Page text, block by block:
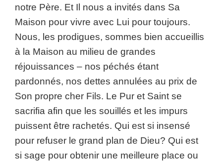
notre Père. Et Il nous a invités dans Sa
Maison pour vivre avec Lui pour toujours.
Nous, les prodigues, sommes bien accueillis
à la Maison au milieu de grandes
réjouissances – nos péchés étant
pardonnés, nos dettes annulées au prix de
Son propre cher Fils. Le Pur et Saint se
sacrifia afin que les souillés et les impurs
puissent être rachetés. Qui est si insensé
pour refuser le grand plan de Dieu? Qui est
si sage pour obtenir une meilleure place ou